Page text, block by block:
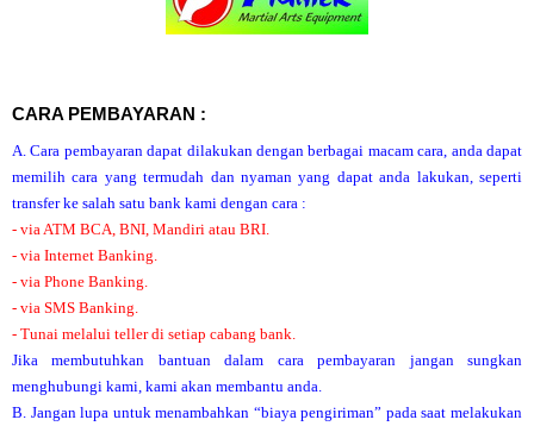
CARA PEMBAYARAN :
A. Cara pembayaran dapat dilakukan dengan berbagai macam cara, anda dapat
memilih cara yang termudah dan nyaman yang dapat anda lakukan, seperti
transfer ke salah satu bank kami dengan cara :
- via ATM BCA, BNI, Mandiri atau BRI.
- via Internet Banking.
- via Phone Banking.
- via SMS Banking.
- Tunai melalui teller di setiap cabang bank.
Jika membutuhkan bantuan dalam cara pembayaran jangan sungkan
menghubungi kami, kami akan membantu anda.
B. Jangan lupa untuk menambahkan “biaya pengiriman” pada saat melakukan